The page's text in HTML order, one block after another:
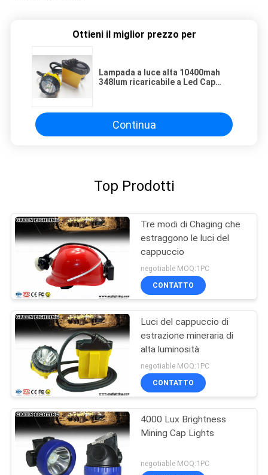
Ottieni il miglior prezzo per
Lampada a luce alta 10400mah
348lum ricaricabile a Led Cap
Continua
Top Prodotti
Tre modi di Chaging che
estraggono le luci del
cappuccio
negotiable MOQ:1PC
CONTATTO
Luci del cappuccio di
estrazione mineraria di
alta luminosità
negotiable MOQ:1PC
CONTATTO
4000 Lux Brightness
Mining Cap Lights
negotiable MOQ:1PC